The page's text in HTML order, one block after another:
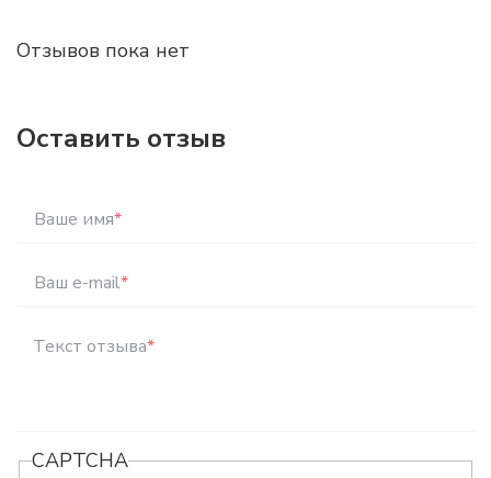
Отзывов пока нет
Оставить отзыв
Ваше имя*
Ваш e-mail*
Текст отзыва*
CAPTCHA